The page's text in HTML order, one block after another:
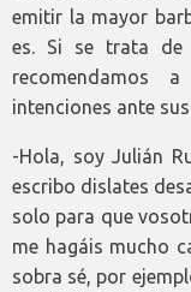
emitir la mayor
es. Si se trata de
recomendamos
intenciones ante
-Hola, soy Julián
escribo dislates
solo para que
me hagáis mucho
sobra sé, por